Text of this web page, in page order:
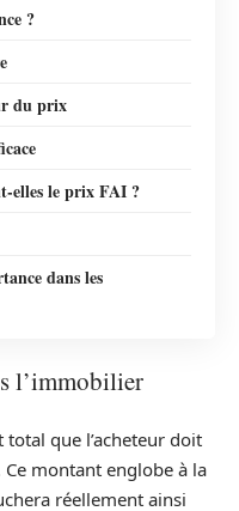
?
du prix
elles le prix FAI ?
dans les
l’immobilier
que l’acheteur doit
montant englobe à la
réellement ainsi